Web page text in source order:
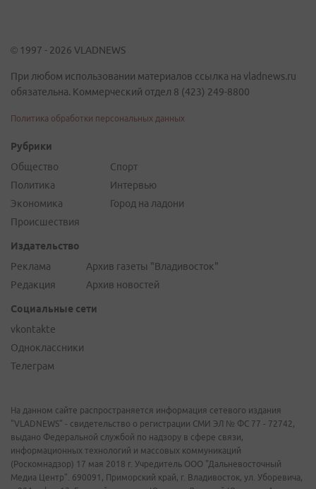
© 1997 - 2026 VLADNEWS
При любом использовании материалов ссылка на vladnews.ru
обязательна. Коммерческий отдел 8 (423) 249-8800
Политика обработки персональных данных
Рубрики
Общество
Политика
Экономика
Происшествия
Спорт
Интервью
Город на ладони
Издательство
Реклама
Редакция
Архив газеты "Владивосток"
Архив новостей
Социальные сети
vkontakte
Одноклассники
Телеграм
На данном сайте распространяется информация сетевого издания
"VLADNEWS" - свидетельство о регистрации СМИ ЭЛ № ФС 77 - 72742,
выдано Федеральной службой по надзору в сфере связи,
информационных технологий и массовых коммуникаций
(Роскомнадзор) 17 мая 2018 г. Учредитель ООО "Дальневосточный
Медиа Центр". 690091, Приморский край, г. Владивосток, ул. Уборевича,